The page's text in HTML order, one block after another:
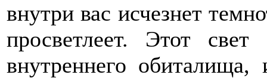
внутри вас исчезнет
просветлеет. Этот
внутреннего